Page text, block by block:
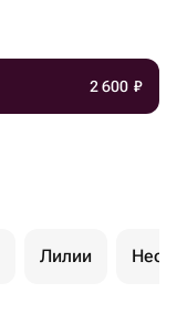
2 600 ₽
Лилии